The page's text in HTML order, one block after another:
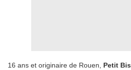
16 ans et originaire de Rouen, Petit